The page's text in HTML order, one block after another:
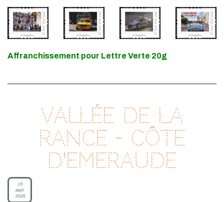
Affranchissement pour Lettre Verte 20g
Vallée de la
Rance - Côte
d'Emeraude
15
sept.
2025